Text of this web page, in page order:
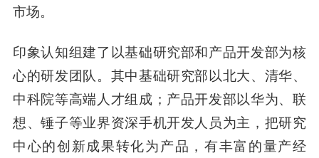
市场。
印象认知组建了以基础研究部和产品开发部为核
心的研发团队。其中基础研究部以北大、清华、
中科院等高端人才组成；产品开发部以华为、联
想、锤子等业界资深手机开发人员为主，把研究
中心的创新成果转化为产品，有丰富的量产经